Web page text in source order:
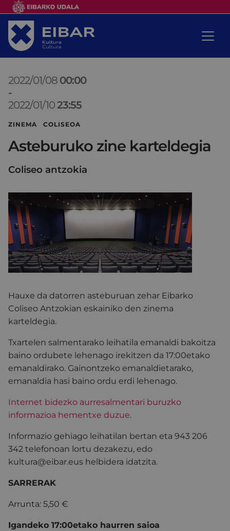
2022/01/08 00:00
-
2022/01/1023:55
ZINEMA COLISEOA
Asteburuko zine karteldegia
Coliseo antzokia
Hauxe da datorren asteburuan zehar Eibarko
Coliseo Antzokian eskainiko den zinema
karteldegia.
Txartelen salmentarako leihatila emanaldi bakoitza
baino ordubete lehenago irekitzen da 17:00etako
emanaldirako. Gainontzeko emanaldietarako,
emanaldia hasi baino ordu erdi lehenago.
Internet bidezko aurresalmentari buruzko
informazioa hementxe duzue.
Informazio gehiago leihatilan bertan eta 943 206
342 telefonoan lortu dezakezu, edo
kultura@eibar.eus helbidera idatzita.
SARRERAK
Arrunta: 5,50 €
Igandeko 17:00etako haurren saioa